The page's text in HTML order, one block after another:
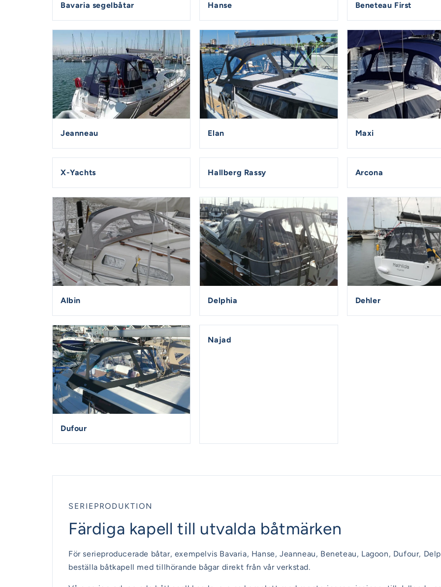
Bavaria segelbåtar Hanse Beneteau First
Jeanneau Elan Maxi
X-Yachts Hallberg Rassy Arcona
Albin Delphia Dehler
Dufour
Najad
SERIEPRODUKTION
Färdiga kapell till utvalda båtmärken
För serieproducerade båtar, exempelvis Bavaria, Hanse, Jeanneau, Beneteau, Lagoon, Dufour,
beställa båtkapell med tillhörande bågar direkt från vår verkstad.